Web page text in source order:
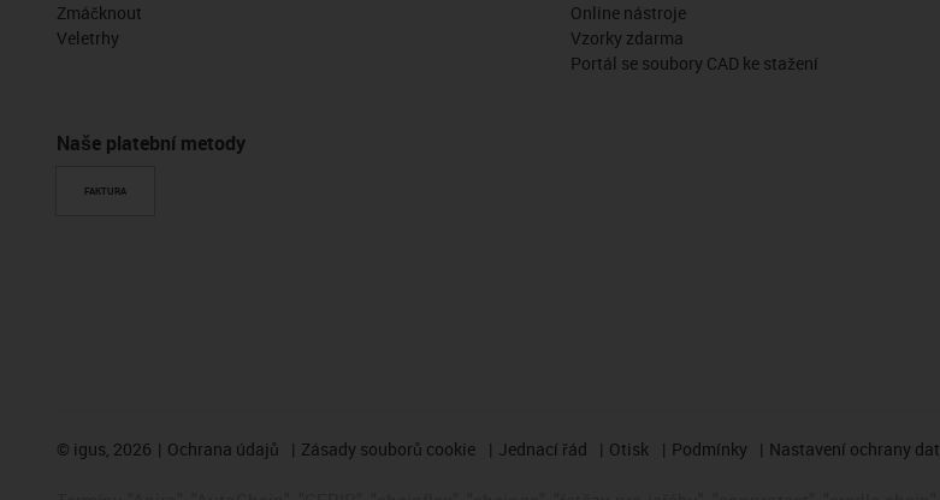
Zmáčknout
Veletrhy
Naše platební metody
FAKTURA
Online nástroje
Vzorky zdarma
Portál se soubory CAD ke stažení
© igus, 2026 Ochrana údajů Zásady souborů cookie Jednací řád Otisk Podmínky Nastavení ochrany dat